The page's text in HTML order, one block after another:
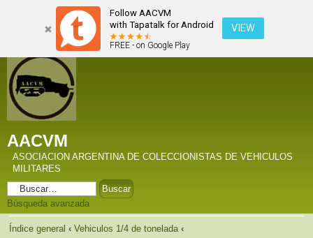
Follow AACVM
with Tapatalk for Android
FREE - on Google Play
VIEW
AACVM
ASOCIACION ARGENTINA DE COLECCIONISTAS DE VEHICULOS
MILITARES
Búsqueda avanzada
Índice general ‹ Vehiculos 1/4 de tonelada ‹